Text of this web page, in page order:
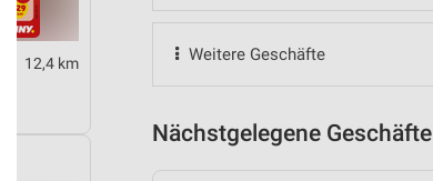
Weitere Geschäfte
Nächstgelegene Geschäfte
12,4 km